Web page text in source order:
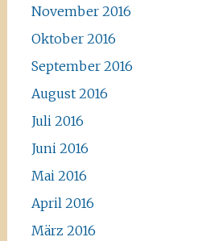
November 2016
Oktober 2016
September 2016
August 2016
Juli 2016
Juni 2016
Mai 2016
April 2016
März 2016